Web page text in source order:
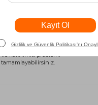
Kredisi
anında alışveriş kredisi
ile kart limiti problemi